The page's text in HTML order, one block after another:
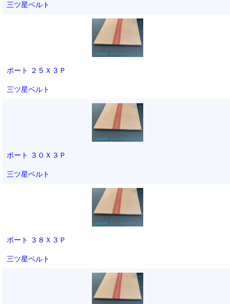
三ツ星ベルト
ポート ２５Ｘ３Ｐ
三ツ星ベルト
ポート ３０Ｘ３Ｐ
三ツ星ベルト
ポート ３８Ｘ３Ｐ
三ツ星ベルト